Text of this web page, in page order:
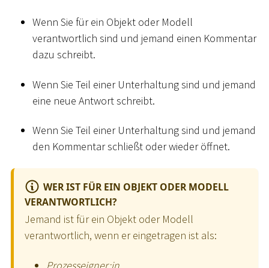
Wenn Sie für ein Objekt oder Modell
verantwortlich sind und jemand einen Kommentar
dazu schreibt.
Wenn Sie Teil einer Unterhaltung sind und jemand
eine neue Antwort schreibt.
Wenn Sie Teil einer Unterhaltung sind und jemand
den Kommentar schließt oder wieder öffnet.
WER IST FÜR EIN OBJEKT ODER MODELL
VERANTWORTLICH?
Jemand ist für ein Objekt oder Modell
verantwortlich, wenn er eingetragen ist als:
Prozesseigner:in